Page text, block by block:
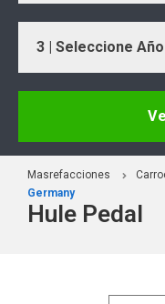
3 | Seleccione
Masrefacciones
Germany
Hule Pedal